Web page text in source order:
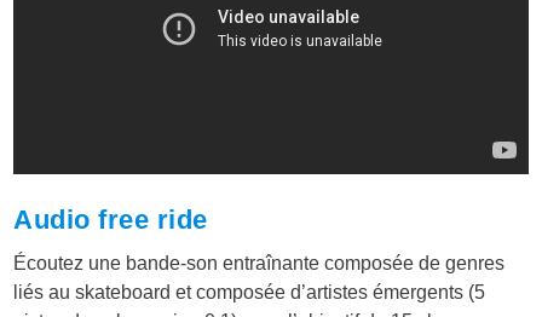
Audio free ride
Écoutez une bande-son entraînante composée de genres
liés au skateboard et composée d’artistes émergents (5